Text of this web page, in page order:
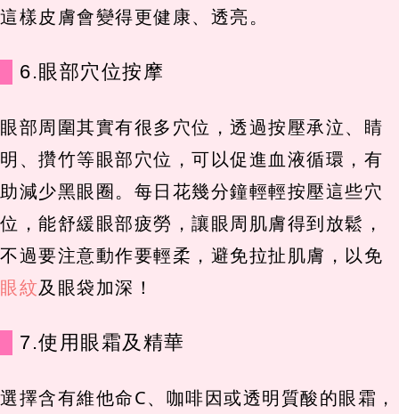
這樣皮膚會變得更健康、透亮。
6.眼部穴位按摩
眼部周圍其實有很多穴位，透過按壓承泣、睛
明、攢竹等眼部穴位，可以促進血液循環，有
助減少黑眼圈。每日花幾分鐘輕輕按壓這些穴
位，能舒緩眼部疲勞，讓眼周肌膚得到放鬆，
不過要注意動作要輕柔，避免拉扯肌膚，以免
眼紋及眼袋加深！
7.使用眼霜及精華
選擇含有維他命C、咖啡因或透明質酸的眼霜，